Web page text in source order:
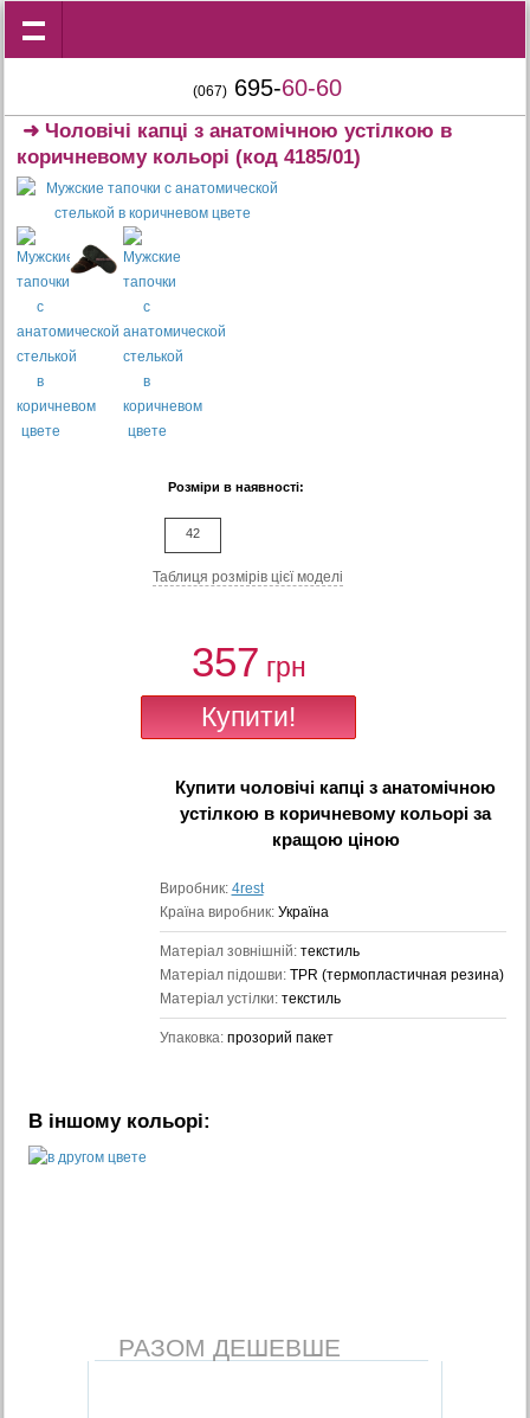
(067) 695-60-60
➜ Чоловічі капці з анатомічною устілкою в
коричневому кольорі (код 4185/01)
Розміри в наявності:
42
Таблиця розмiрiв цiєї моделi
357 грн
Купитичоловічі капці з анатомічною
устілкою в коричневому кольорі за
кращою ціною
Виробник: 4rest
Країна виробник: Україна
Матеріал зовнішній: текстиль
Матеріал підошви: TPR (термопластичная резина)
Матеріал устілки: текстиль
Упаковка: прозорий пакет
В іншому кольорі:
РАЗОМ ДЕШЕВШЕ